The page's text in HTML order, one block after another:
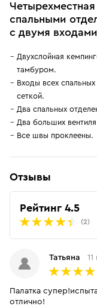
спальными
с двумя
Двухслойная
тамбуром.
Входы всех
сеткой.
Два спальных
Два больших
Все швы проклеены.
Отзывы
Рейтинг 4.5
(2)
Татьяна
Палатка
отлично!